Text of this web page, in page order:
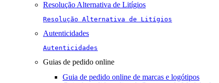
Resolução Alternativa de Litígios
Resolução Alternativa de Litígios
Autenticidades
Autenticidades
Guias de pedido online
Guia de pedido online de marcas e logótipos